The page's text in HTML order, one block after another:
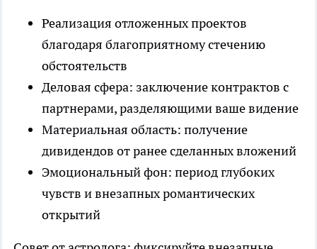
Реализация отложенных проектов
благодаря благоприятному стечению
обстоятельств
Деловая сфера: заключение контрактов с
партнерами, разделяющими ваше видение
Материальная область: получение
дивидендов от ранее сделанных вложений
Эмоциональный фон: период глубоких
чувств и внезапных романтических
открытий